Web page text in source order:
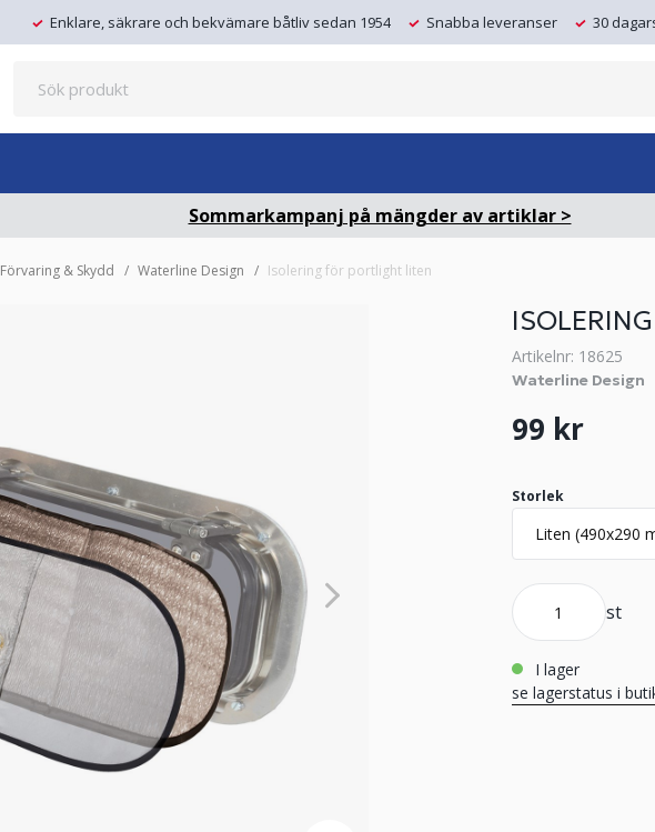
Enklare, säkrare och bekvämare båtliv sedan 1954 Snabba leveranser 30
Sommarkampanj på mängder av artiklar >
Förvaring & Skydd Waterline Design Isolering för portlight liten
Artikelnr: 18625
Waterline Design
99 kr
Storlek
st
i lager
se lagerstatus i